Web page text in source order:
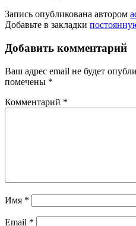
Запись опубликована автором
Добавьте в закладки
Добавить комментарий
Ваш адрес email не будет
помечены *
Комментарий *
Имя *
Email *